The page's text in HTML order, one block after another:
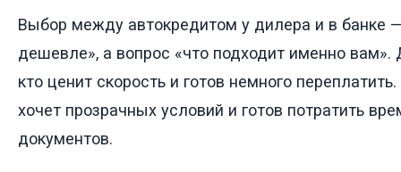
Выбор между автокредитом у дилера и в банке
дешевле», а вопрос «что подходит именно вам».
кто ценит скорость и готов немного
хочет прозрачных условий и готов потратить
документов.